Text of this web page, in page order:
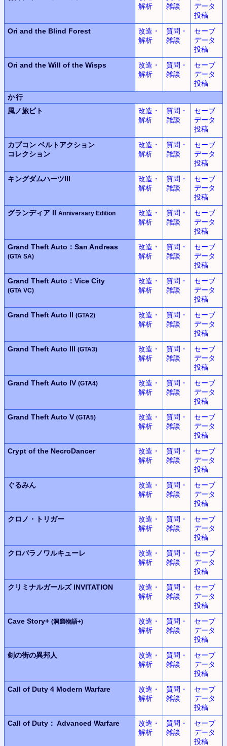
解析
雑談
データ
投稿
Ori and the Blind Forest
改造・
解析
質問・
雑談
セーブ
データ
投稿
Ori and the Will of the Wisps
改造・
解析
質問・
雑談
セーブ
データ
投稿
か行
風ノ旅ビト
改造・
解析
質問・
雑談
セーブ
データ
投稿
カプコン ベルトアクション
コレクション
改造・
解析
質問・
雑談
セーブ
データ
投稿
キングダムハーツIII
改造・
解析
質問・
雑談
セーブ
データ
投稿
グランディア II Anniversary Edition
改造・
解析
質問・
雑談
セーブ
データ
投稿
Grand Theft Auto：San Andreas
(GTA SA)
改造・
解析
質問・
雑談
セーブ
データ
投稿
Grand Theft Auto：Vice City
(GTA VC)
改造・
解析
質問・
雑談
セーブ
データ
投稿
Grand Theft Auto II (GTA2)
改造・
解析
質問・
雑談
セーブ
データ
投稿
Grand Theft Auto III (GTA3)
改造・
解析
質問・
雑談
セーブ
データ
投稿
Grand Theft Auto IV (GTA4)
改造・
解析
質問・
雑談
セーブ
データ
投稿
Grand Theft Auto V (GTA5)
改造・
解析
質問・
雑談
セーブ
データ
投稿
Crypt of the NecroDancer
改造・
解析
質問・
雑談
セーブ
データ
投稿
ぐるみん
改造・
解析
質問・
雑談
セーブ
データ
投稿
クロノ・トリガー
改造・
解析
質問・
雑談
セーブ
データ
投稿
クロバラノワルキューレ
改造・
解析
質問・
雑談
セーブ
データ
投稿
クリミナルガールズ INVITATION
改造・
解析
質問・
雑談
セーブ
データ
投稿
Cave Story+ (洞窟物語+)
改造・
解析
質問・
雑談
セーブ
データ
投稿
剣の街の異邦人
改造・
解析
質問・
雑談
セーブ
データ
投稿
Call of Duty 4 Modern Warfare
改造・
解析
質問・
雑談
セーブ
データ
投稿
Call of Duty： Advanced Warfare
改造・
解析
質問・
雑談
セーブ
データ
投稿